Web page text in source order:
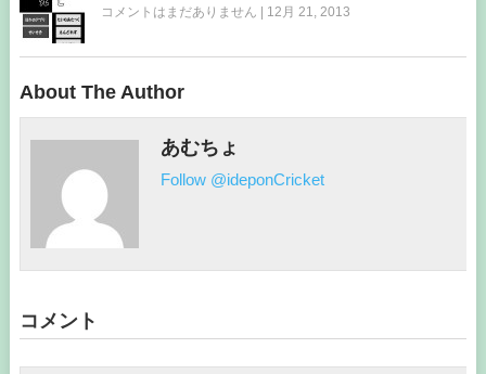
コメントはまだありません 12月 21, 2013
About The Author
あむちょ
Follow @ideponCricket
コメント